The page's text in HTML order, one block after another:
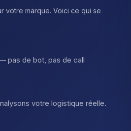
votre marque. Voici ce qui se
pas de bot, pas de call
votre logistique réelle.